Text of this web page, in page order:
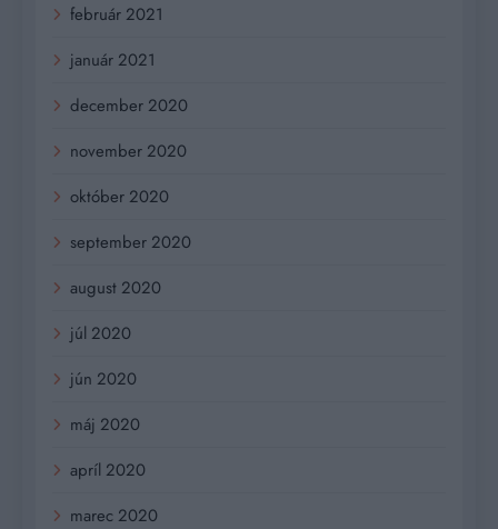
február 2021
január 2021
december 2020
november 2020
október 2020
september 2020
august 2020
júl 2020
jún 2020
máj 2020
apríl 2020
marec 2020